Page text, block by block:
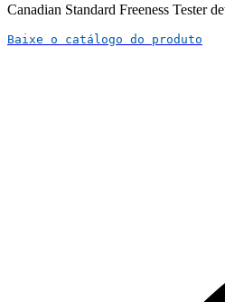
Canadian Standard Freeness Tester
Baixe o catálogo do produto